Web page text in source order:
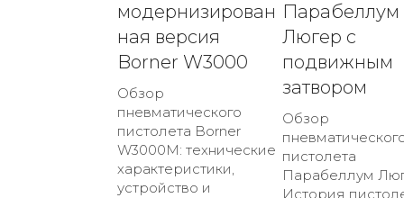
модернизирован
ная версия
Borner W3000
Обзор
пневматического
пистолета Borner
W3000M: технические
характеристики,
устройство и
Парабеллум
Люгер с
подвижным
затвором
Обзор
пистолета
Парабеллум
История